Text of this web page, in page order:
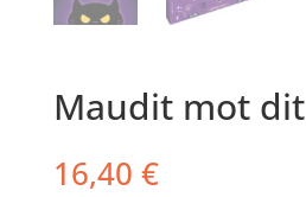
Maudit mot dit
16,40 €